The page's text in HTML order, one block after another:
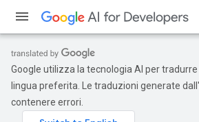
Google utilizza la tecnologia AI per
lingua preferita. Le traduzioni generate
contenere errori.